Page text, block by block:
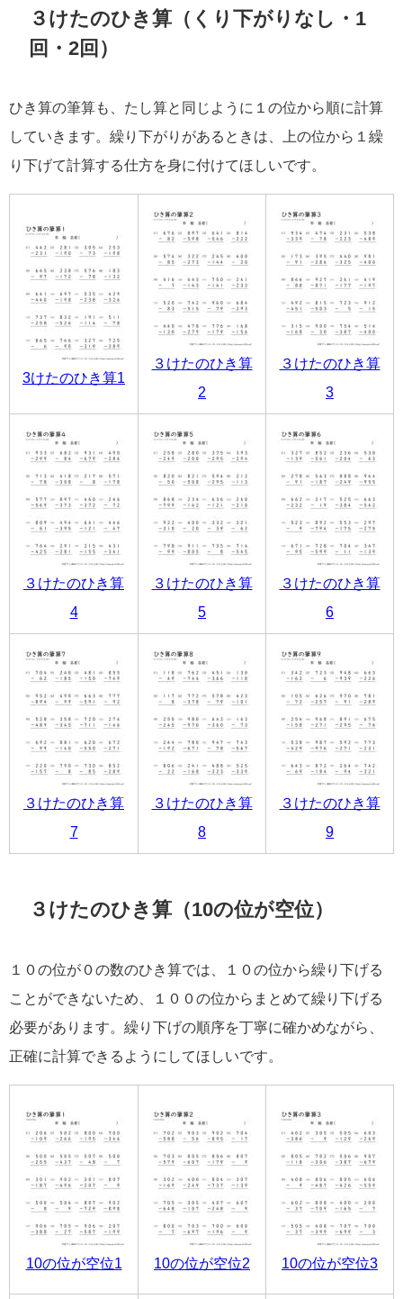
３けたのひき算（くり下がりなし・1
回・2回）
ひき算の筆算も、たし算と同じように１の位から順に計算
していきます。繰り下がりがあるときは、上の位から１繰
り下げて計算する仕方を身に付けてほしいです。
3けたのひき算1
３けたのひき算
2
３けたのひき算
3
３けたのひき算
4
３けたのひき算
5
３けたのひき算
6
３けたのひき算
7
３けたのひき算
8
３けたのひき算
9
３けたのひき算（10の位が空位）
１０の位が０の数のひき算では、１０の位から繰り下げる
ことができないため、１００の位からまとめて繰り下げる
必要があります。繰り下げの順序を丁寧に確かめながら、
正確に計算できるようにしてほしいです。
10の位が空位1 10の位が空位2 10の位が空位3